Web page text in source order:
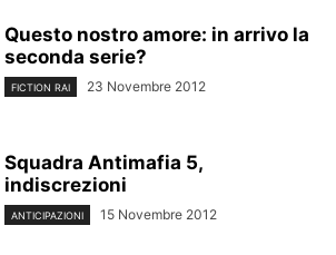
Questo nostro amore: in arrivo la
seconda serie?
FICTION RAI 23 Novembre 2012
Squadra Antimafia 5,
indiscrezioni
ANTICIPAZIONI 15 Novembre 2012